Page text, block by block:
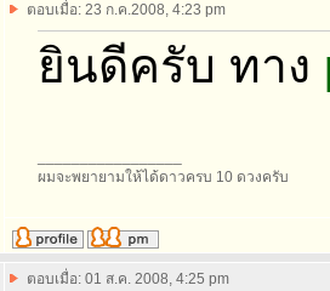
ตอบเมื่อ: 23 ก.ค.2008, 4:23 pm
ยินดีครับ ทาง
ผมจะพยายามให้ได้ดาวครบ 10 ดวงครับ
ตอบเมื่อ: 01 ส.ค. 2008, 4:25 pm